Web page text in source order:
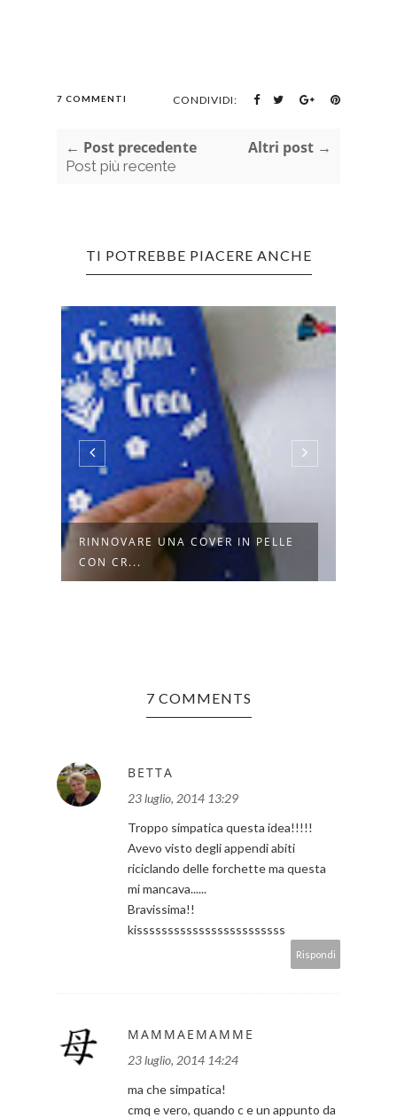
7 COMMENTI CONDIVIDI:
← Post precedente
Post più recente
Altri post →
TI POTREBBE PIACERE ANCHE
RINNOVARE UNA COVER IN PELLE
CON CR...
7 COMMENTS
BETTA
23 luglio, 2014 13:29
Troppo simpatica questa idea!!!!!
Avevo visto degli appendi abiti
riciclando delle forchette ma questa
mi mancava......
Bravissima!!
kissssssssssssssssssssssss
Rispondi
MAMMAEMAMME
23 luglio, 2014 14:24
ma che simpatica!
cmq e vero, quando c e un appunto da